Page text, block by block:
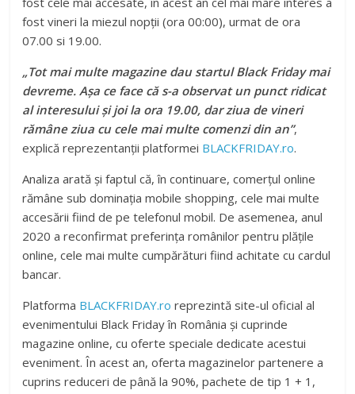
fost vineri la miezul nopții (ora 00:00), urmat de ora
07.00 si 19.00.
„Tot mai multe magazine dau startul Black Friday mai
devreme. Așa ce face că s-a observat un punct ridicat
al interesului și joi la ora 19.00, dar ziua de vineri
rămâne ziua cu cele mai multe comenzi din an”,
explică reprezentanții platformei BLACKFRIDAY.ro.
Analiza arată și faptul că, în continuare, comerțul online
rămâne sub dominația mobile shopping, cele mai multe
accesării fiind de pe telefonul mobil. De asemenea, anul
2020 a reconfirmat preferința românilor pentru plățile
online, cele mai multe cumpărături fiind achitate cu cardul
bancar.
Platforma BLACKFRIDAY.ro reprezintă site-ul oficial al
evenimentului Black Friday în România și cuprinde
magazine online, cu oferte speciale dedicate acestui
eveniment. În acest an, oferta magazinelor partenere a
cuprins reduceri de până la 90%, pachete de tip 1 + 1,